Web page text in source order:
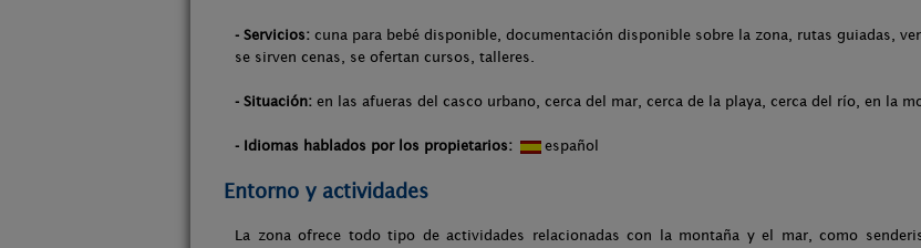
- Servicios: cuna para bebé disponible, documentación disponible sobre la zona, rutas guiadas,
se sirven cenas, se ofertan cursos, talleres.
- Situación: en las afueras del casco urbano, cerca del mar, cerca de la playa, cerca del río, en la
- Idiomas hablados por los propietarios: español
Entorno y actividades
La zona ofrece todo tipo de actividades relacionadas con la montaña y el mar, como